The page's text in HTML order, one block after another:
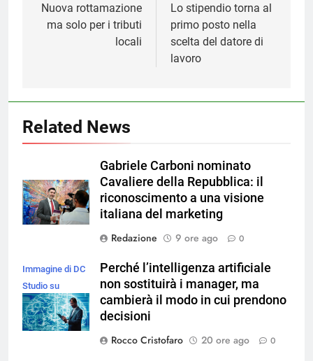
articoli
Nuova rottamazione
ma solo per i tributi
locali
Lo stipendio torna al
primo posto nella
scelta del datore di
lavoro
Related News
Gabriele Carboni nominato
Cavaliere della Repubblica: il
riconoscimento a una visione
italiana del marketing
Redazione
9 ore ago 0
Immagine di DC
Studio su
Magnific
Perché l’intelligenza artificiale
non sostituirà i manager, ma
cambierà il modo in cui prendono
decisioni
Rocco Cristofaro
20 ore ago 0